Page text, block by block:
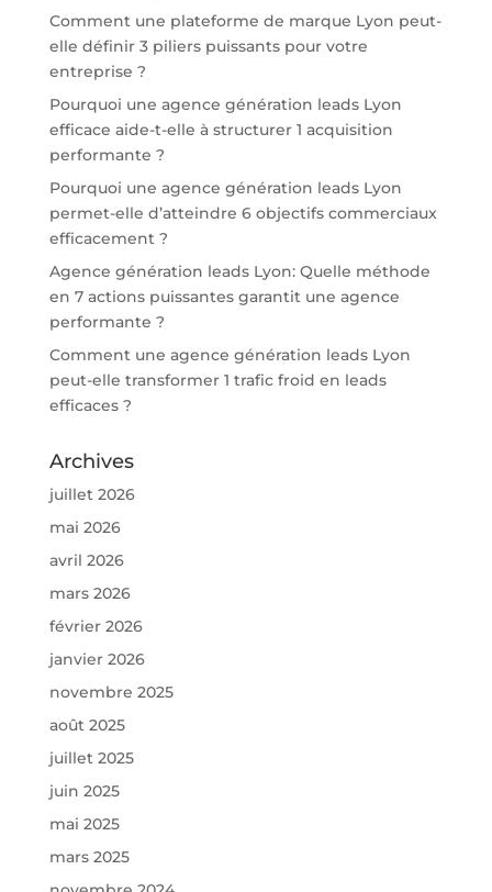
Comment une plateforme de marque Lyon peut-
elle définir 3 piliers puissants pour votre
entreprise ?
Pourquoi une agence génération leads Lyon
efficace aide-t-elle à structurer 1 acquisition
performante ?
Pourquoi une agence génération leads Lyon
permet-elle d’atteindre 6 objectifs commerciaux
efficacement ?
Agence génération leads Lyon: Quelle méthode
en 7 actions puissantes garantit une agence
performante ?
Comment une agence génération leads Lyon
peut-elle transformer 1 trafic froid en leads
efficaces ?
Archives
juillet 2026
mai 2026
avril 2026
mars 2026
février 2026
janvier 2026
novembre 2025
août 2025
juillet 2025
juin 2025
mai 2025
mars 2025